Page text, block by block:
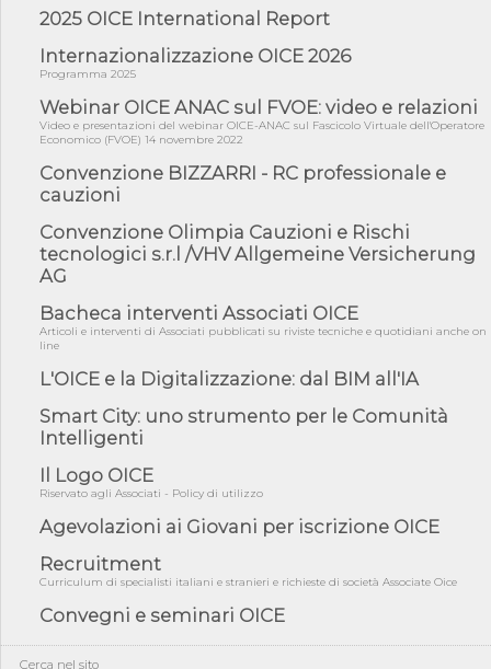
06/08/26 - Dal 3 agosto in vigore l'obbligo di energie rinnovabili
06/08/26 - DL PA approvato in Cdm: contributi per
06/08/26 - CdM: approvato il d.lgs. di adeguamento all’AI Act in
mate...
06/08/26 - DDL delegazione europea in Cdm per recepimento
norme UE in m...
05/08/26 - DL Infrastrutture e PNRR è legge: approvata oggi la
fiducia...
05/08/26 - Focus OICE sul DDL di riforma della responsabilità
amminist...
05/08/26 - Anac: pubblicata la Relazione illustrativa al Bando tipo
2 s...
Professioni ...
05/08/26 - Successo OICE per il bando della Città metropolitana
di Reg...
Campa...
per ...
04/08/26 - International Sustainable Buildings Competition -
COP31, An...
04/08/26 - CdS, project financing: progetto di fattibilità da
impugnar...
2025 OICE International Report
Internazionalizzazione OICE 2026
Programma 2025
Webinar OICE ANAC sul FVOE: video e relazioni
Video e presentazioni del webinar OICE-ANAC sul Fascicolo Virtuale dell'Operatore
Economico (FVOE) 14 novembre 2022
Convenzione BIZZARRI - RC professionale e
cauzioni
Convenzione Olimpia Cauzioni e Rischi
tecnologici s.r.l /VHV Allgemeine Versicherung
AG
Bacheca interventi Associati OICE
Articoli e interventi di Associati pubblicati su riviste tecniche e quotidiani anche on
line
L'OICE e la Digitalizzazione: dal BIM all'IA
Smart City: uno strumento per le Comunità
Intelligenti
Il Logo OICE
Riservato agli Associati - Policy di utilizzo
Agevolazioni ai Giovani per iscrizione OICE
Recruitment
Curriculum di specialisti italiani e stranieri e richieste di società Associate Oice
Convegni e seminari OICE
Cerca nel sito